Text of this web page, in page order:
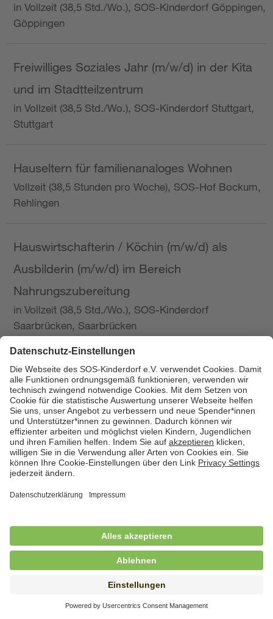
in Vollzeit (38,5 Std./Wo.), SOS-Kinderdorf Göppingen,
Göppingen
Freiwilliges Soziales Jahr (m/w/d) in der Kita
und im Stadtteilzentrum
in Vollzeit (38,5 Std./Wo.), SOS-Kinderdorf Stuttgart,
Stuttgart
Hauseltern für familienanaloges Wohnen
Vollzeit (38,5 Stunden pro Woche), SOS-Hof Bockum,
Rehlingen
Hauswirtschafterin / Köchin (m/w/d) als
Ausbilderin (m/w/d) im Bereich
Nahrungszubereitung
in Vollzeit (38,5 Std./Wo.), SOS-Kinderdorf
Saarbrücken, Saarbrücken
Hauswirtschaftskraft (m/w/d)
in Teilzeit (mind. 20 - max. 30 Std./.Wo.), SOS-
Kinderdorf Essen, Essen
Hauswirtschaftskraft (m/w/d)
in unbefristeter Anstellung, Teilzeit (20 Std./Wo.), SOS-
Hauswirtschaftskraft (m/w/d) für
Kinderdorffamilie
in unbefristeter Anstellung, Teilzeit (19,25 Std./Wo.),
SOS-Kinderdorf Ammersee-Lech, Dießen am